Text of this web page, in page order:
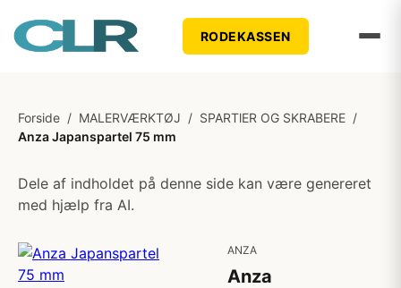
RODEKASSEN
Forside / MALERVÆRKTØJ / SPARTlER OG SKRABERE /
Anza Japanspartel 75 mm
Dele af indholdet på denne side kan være genereret
med hjælp fra AI.
ANZA
Anza